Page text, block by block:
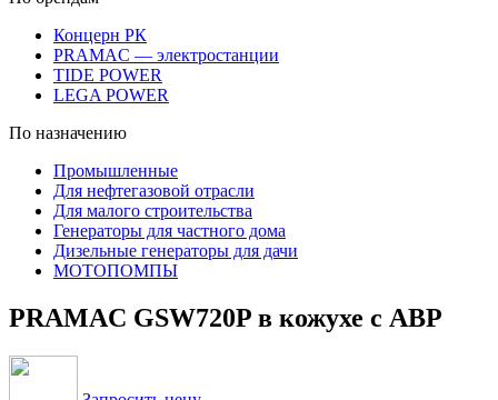
Концерн РК
PRAMAC — электростанции
TIDE POWER
LEGA POWER
По назначению
Промышленные
Для нефтегазовой отрасли
Для малого строительства
Генераторы для частного дома
Дизельные генераторы для дачи
МОТОПОМПЫ
PRAMAC GSW720P в кожухе с АВР